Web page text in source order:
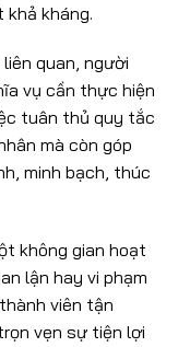
kháng.
quan, người
vụ cần thực hiện
tuân thủ quy tắc
mà còn góp
minh bạch, thúc
không gian hoạt
lận hay vi phạm
viên tận
vẹn sự tiện lợi